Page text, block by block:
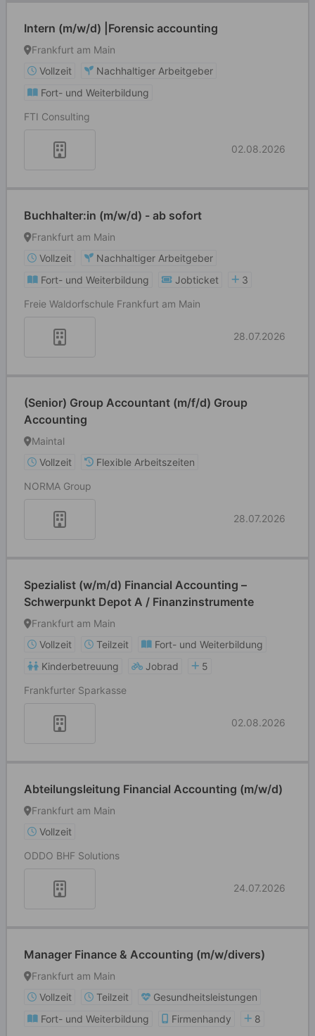
Intern (m/w/d) |Forensic accounting
Frankfurt am Main
Vollzeit
Nachhaltiger Arbeitgeber
Fort- und Weiterbildung
FTI Consulting
02.08.2026
Buchhalter:in (m/w/d) - ab sofort
Frankfurt am Main
Vollzeit
Nachhaltiger Arbeitgeber
Fort- und Weiterbildung
Jobticket
3
Freie Waldorfschule Frankfurt am Main
28.07.2026
(Senior) Group Accountant (m/f/d) Group
Accounting
Maintal
Vollzeit
Flexible Arbeitszeiten
NORMA Group
28.07.2026
Spezialist (w/m/d) Financial Accounting –
Schwerpunkt Depot A / Finanzinstrumente
Frankfurt am Main
Vollzeit
Teilzeit
Fort- und Weiterbildung
Kinderbetreuung
Jobrad
5
Frankfurter Sparkasse
02.08.2026
Abteilungsleitung Financial Accounting (m/w/d)
Frankfurt am Main
Vollzeit
ODDO BHF Solutions
24.07.2026
Manager Finance & Accounting (m/w/divers)
Frankfurt am Main
Vollzeit
Teilzeit
Gesundheitsleistungen
Fort- und Weiterbildung
Firmenhandy
8